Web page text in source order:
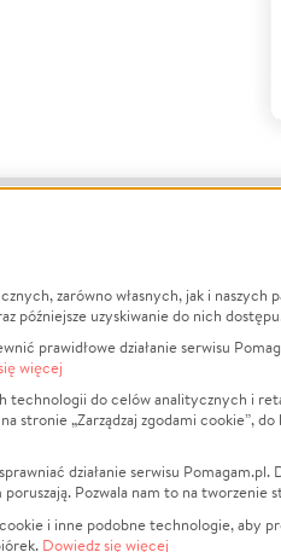
O nas
Opinie
Raporty
Za darmo
Dla NGO
Fundacja
zarówno własnych, jak i
późniejsze uzyskiwanie do nich
prawidłowe działanie serwisu
więcej
technologii do celów analitycznych i
„Zarządzaj zgodami cookie”,
działanie serwisu
Pozwala nam to na
i inne podobne technologie, aby
Dowiedz się więcej